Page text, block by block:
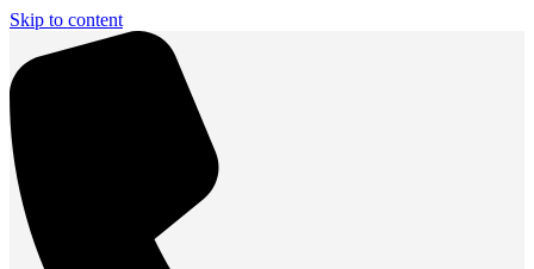
Skip to content